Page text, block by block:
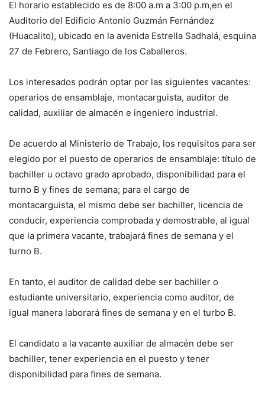
El horario establecido es de 8:00 a.m a 3:00 p.m,en el
Auditorio del Edificio Antonio Guzmán Fernández
(Huacalito), ubicado en la avenida Estrella Sadhalá, esquina
27 de Febrero, Santiago de los Caballeros.
Los interesados podrán optar por las siguientes vacantes:
operarios de ensamblaje, montacarguista, auditor de
calidad, auxiliar de almacén e ingeniero industrial.
De acuerdo al Ministerio de Trabajo, los requisitos para ser
elegido por el puesto de operarios de ensamblaje: título de
bachiller u octavo grado aprobado, disponibilidad para el
turno B y fines de semana; para el cargo de
montacarguista, el mismo debe ser bachiller, licencia de
conducir, experiencia comprobada y demostrable, al igual
que la primera vacante, trabajará fines de semana y el
turno B.
En tanto, el auditor de calidad debe ser bachiller o
estudiante universitario, experiencia como auditor, de
igual manera laborará fines de semana y en el turbo B.
El candidato a la vacante auxiliar de almacén debe ser
bachiller, tener experiencia en el puesto y tener
disponibilidad para fines de semana.